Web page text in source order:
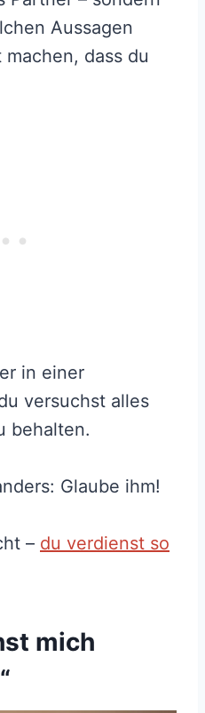
Aussagen
dass du
in einer
versuchst alles
behalten.
Glaube ihm!
– du verdienst so
mich